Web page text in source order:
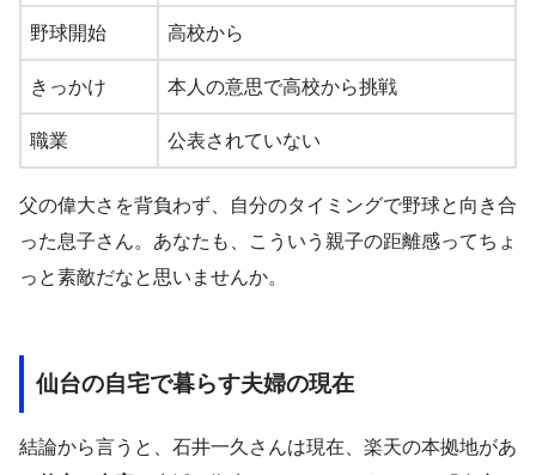
野球開始 高校から
きっかけ 本人の意思で高校から挑戦
職業 公表されていない
父の偉大さを背負わず、自分のタイミングで野球と向き合
った息子さん。あなたも、こういう親子の距離感ってちょ
っと素敵だなと思いませんか。
仙台の自宅で暮らす夫婦の現在
結論から言うと、石井一久さんは現在、楽天の本拠地があ